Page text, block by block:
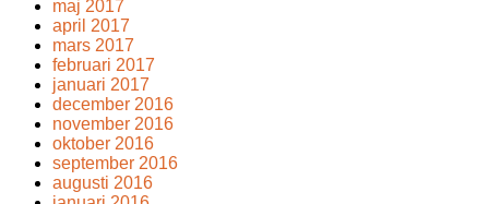
maj 2017
april 2017
mars 2017
februari 2017
januari 2017
december 2016
november 2016
oktober 2016
september 2016
augusti 2016